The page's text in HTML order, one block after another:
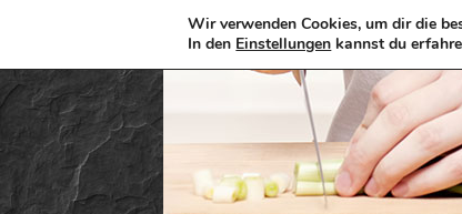
Wir verwenden Cookies, um dir die
In den Einstellungen kannst du